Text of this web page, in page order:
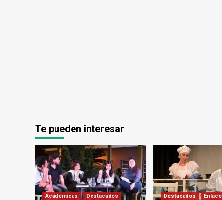
Te pueden interesar
Académicas Destacados Destacados